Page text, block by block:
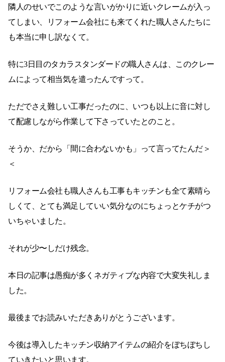
隣人のせいでこのような言いがかりに近いクレームが入っ
てしまい、リフォーム会社にも来てくれた職人さんたちに
も本当に申し訳なくて。
特に3日目のタカラスタンダードの職人さんは、このクレー
ムによって相当気を遣ったんですって。
ただでさえ難しい工事だったのに、いつも以上に音に対し
て配慮しながら作業して下さっていたとのこと。
そうか、だから「間に合わないかも」って言ってたんだ＞
＜
リフォーム会社も職人さんも工事もキッチンも全て素晴ら
しくて、とても満足していい気分なのにちょっとケチがつ
いちゃいました。
それが少〜しだけ残念。
本日の記事は愚痴が多くネガティブな内容で大変失礼しま
した。
最後までお読みいただきありがとうございます。
今後は導入したキッチン収納アイテムの紹介をぼちぼちし
ていきたいと思います。